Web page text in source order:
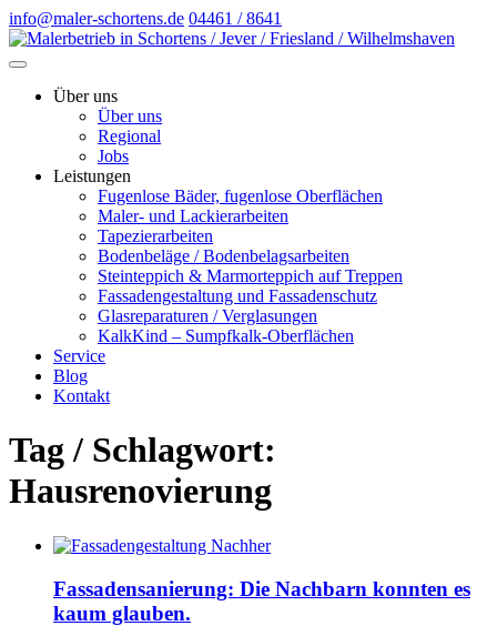
info@maler-schortens.de 04461 / 8641
Über uns
Über uns
Regional
Jobs
Leistungen
Fugenlose Bäder, fugenlose Oberflächen
Maler- und Lackierarbeiten
Tapezierarbeiten
Bodenbeläge / Bodenbelagsarbeiten
Steinteppich & Marmorteppich auf Treppen
Fassadengestaltung und Fassadenschutz
Glasreparaturen / Verglasungen
KalkKind – Sumpfkalk-Oberflächen
Service
Blog
Kontakt
Tag / Schlagwort:
Hausrenovierung
Fassadensanierung: Die Nachbarn konnten es
kaum glauben.